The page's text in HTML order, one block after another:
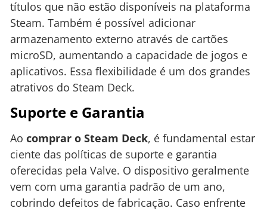
títulos que não estão disponíveis na plataforma
Steam. Também é possível adicionar
armazenamento externo através de cartões
microSD, aumentando a capacidade de jogos e
aplicativos. Essa flexibilidade é um dos grandes
atrativos do Steam Deck.
Suporte e Garantia
Ao comprar o Steam Deck, é fundamental estar
ciente das políticas de suporte e garantia
oferecidas pela Valve. O dispositivo geralmente
vem com uma garantia padrão de um ano,
cobrindo defeitos de fabricação. Caso enfrente